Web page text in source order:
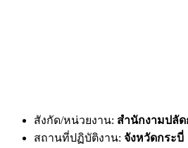
สังกัด/หน่วยงาน: สำนักงามปลัด
สถานที่ปฏิบัติงาน: จังหวัดกระบี่